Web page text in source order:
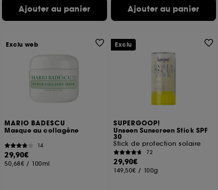
Ajouter au panier Ajouter au panier
MARIO BADESCU
Masque au collagène
14
29,90€
50,68€ / 100ml
Exclu web
SUPERGOOP!
Unseen Sunscreen Stick SPF
30
Stick de protection solaire
72
29,90€
149,50€ / 100g
Exclu